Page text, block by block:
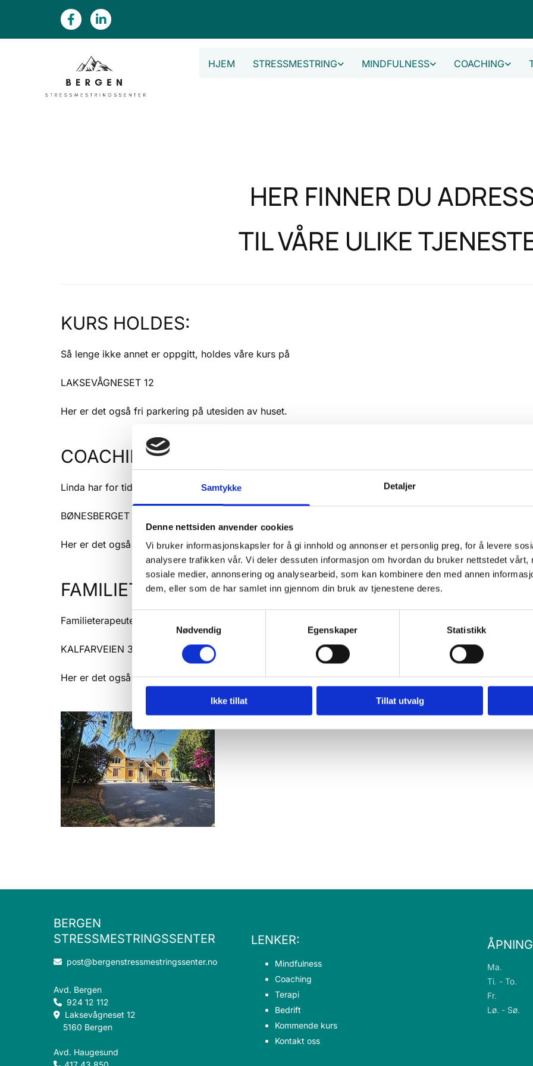
Samtykke Detaljer
Denne nettsiden anvender cookies
Vi bruker informasjonskapsler for å gi innhold og annonser et personlig preg, for å levere
analysere trafikken vår. Vi deler dessuten informasjon om hvordan du bruker nettstedet vårt,
sosiale medier, annonsering og analysearbeid, som kan kombinere den med annen
dem, eller som de har samlet inn gjennom din bruk av tjenestene deres.
Nødvendig
Egenskaper Statistikk
Ikke tillat Tillat utvalg
HJEM STRESSMESTRING MINDFULNESS COACHING
HER FINNER DU
TIL VÅRE ULIKE
KURS HOLDES:
Så lenge ikke annet er oppgitt, holdes våre kurs på
LAKSEVÅGNESET 12
Her er det også fri parkering på utesiden av huset.
COACHING BERGEN:
Linda har for tiden sine timer i hjemlige omgivelser på
BØNESBERGET 11
Her er det også fri parkering på utesiden av huset.
FAMILIETERAPAUTER:
Familieterapeutene holder til i egne lokaler i
KALFARVEIEN 37 (Kalfare familieterapi)
Her er det også fri parkering på utesiden av huset.
BERGEN
STRESSMESTRINGSSENTER
 post@bergenstressmestringssenter.no
Avd. Bergen
 924 12 112

Laksevågneset 12
5160 Bergen
Avd. Haugesund
LENKER:
Mindfulness
Coaching
Terapi
Bedrift
Kommende kurs
Kontakt oss
Ma.
Ti. - To.
Fr.
Lø. - Sø.